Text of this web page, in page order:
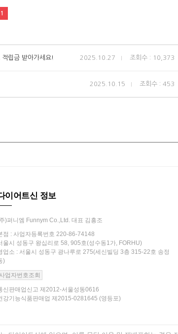
1
립금 받아가세요! 2025.10.27 조회수 : 10,373
2025.10.15 조회수 : 453
이어트신 정보
)퍼니엠 Funnym Co.,Ltd. 대표 김흥조
점 : 사업자등록번호 220-86-74148
울시 성동구 왕십리로 58, 905호(성수동1가, FORHU)
업소 : 서울시 성동구 광나루로 275(세신빌딩 3층 315-22호 송정
)
사업자번호조회
신판매업신고 제2012-서울성동0616
강기능식품판매업 제2015-0281645 (영등포)